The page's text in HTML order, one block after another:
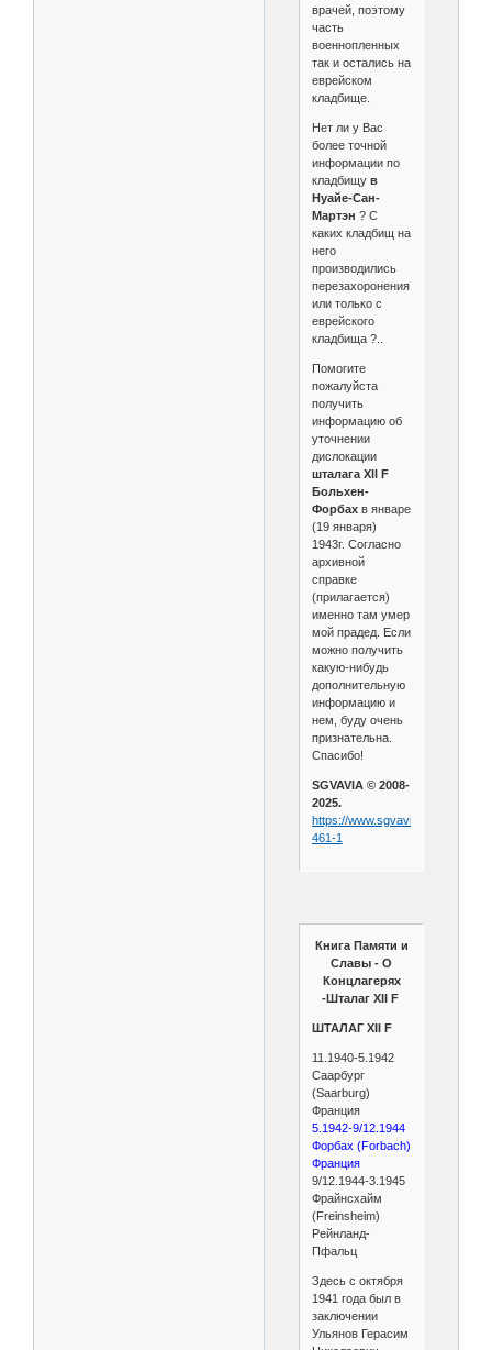
врачей, поэтому
часть
военнопленных
так и остались на
еврейском
кладбище.
Нет ли у Вас
более точной
информации по
кладбищу в
Нуайе-Сан-
Мартэн ? С
каких кладбищ на
него
производились
перезахоронения,
или только с
еврейского
кладбища ?..
Помогите
пожалуйста
получить
информацию об
уточнении
дислокации
шталага Xll F
Больхен-
Форбах в январе
(19 января)
1943г. Согласно
архивной
справке
(прилагается)
именно там умер
мой прадед. Если
можно получить
какую-нибудь
дополнительную
информацию и
нем, буду очень
признательна.
Спасибо!
SGVAVIA © 2008-
2025.
https://www.sgvavia.ru/forum/
461-1
Книга Памяти и
Славы - О
Концлагерях
-Шталаг XII F
ШТАЛАГ XII F
11.1940-5.1942
Саарбург
(Saarburg)
Франция
5.1942-9/12.1944
Форбах (Forbach)
Франция
9/12.1944-3.1945
Фрайнсхайм
(Freinsheim)
Рейнланд-
Пфальц
Здесь с октября
1941 года был в
заключении
Ульянов Герасим